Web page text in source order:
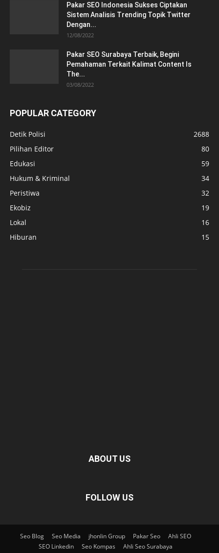
Pakar SEO Indonesia Sukses Ciptakan
Sistem Analisis Trending Topik Twitter
Dengan...
12/08/2022
Pakar SEO Surabaya Terbaik, Begini
Pemahaman Terkait Kalimat Content Is
The...
03/08/2022
POPULAR CATEGORY
Detik Polisi
2688
Pilihan Editor
80
Edukasi
59
Hukum & Kriminal
34
Peristiwa
32
Ekobiz
19
Lokal
16
Hiburan
15
ABOUT US
FOLLOW US
Seo Blog Seo Media jhonlin Group Pakar Seo
Ahli SEO
SEO Linkedin
Seo Kompas
Ahli Seo Surabaya